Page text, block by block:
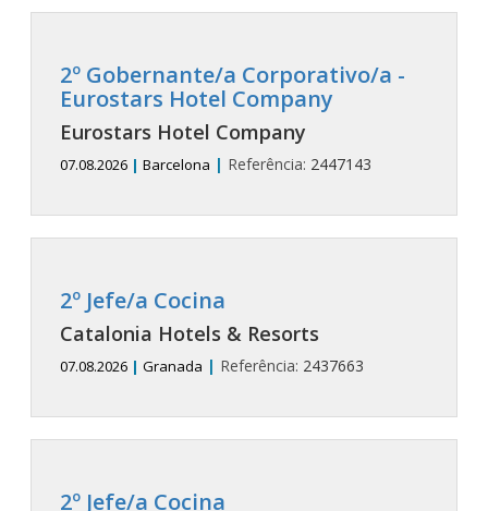
2º Gobernante/a Corporativo/a -
Eurostars Hotel Company
Eurostars Hotel Company
07.08.2026 | Barcelona | Referência: 2447143
2º Jefe/a Cocina
Catalonia Hotels & Resorts
07.08.2026 | Granada | Referência: 2437663
2º Jefe/a Cocina